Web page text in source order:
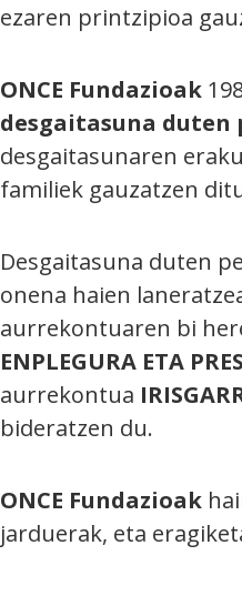
ezaren printzipioa
ONCE Fundazioak
desgaitasuna
desgaitasunaren
familiek gauzatzen
Desgaitasuna duten
onena haien
aurrekontuaren bi
ENPLEGURA ETA
aurrekontua
bideratzen du.
ONCE Fundazioak
jarduerak, eta